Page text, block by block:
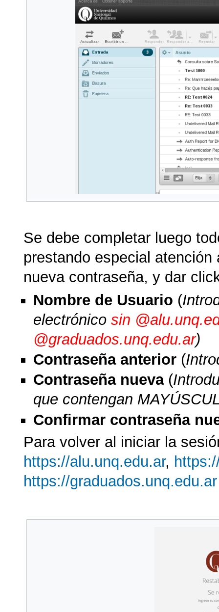
Se debe completar luego
prestando especial
nueva contraseña, y dar
Nombre de Usuario (
electrónicosin
@graduados.unq.edu.ar)
Contraseña anterior (
Contraseña nueva(
que contengan
Confirmar contraseña
Para volver al iniciar la
https://alu.unq.edu.ar,
https://graduados.unq.edu.ar